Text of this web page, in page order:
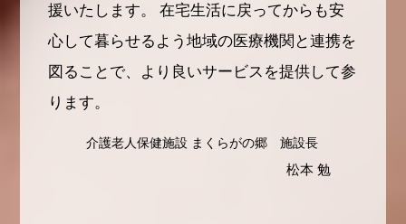
援いたします。
在宅生活に戻ってからも安
心して暮らせるよう地域の医療機関と連携を
図ることで、より良いサービスを提供して参
ります。
介護老人保健施設 まくらがの郷 施設長
松本 勉